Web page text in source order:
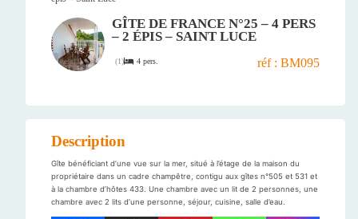
GÎTE DE FRANCE N°25 – 4 PERS
– 2 ÉPIS – SAINT LUCE
(1) 4 pers. réf : BM095
Description
Gîte bénéficiant d’une vue sur la mer, situé à l’étage de la maison du
propriétaire dans un cadre champêtre, contigu aux gîtes n°505 et 531 et
à la chambre d’hôtes 433. Une chambre avec un lit de 2 personnes, une
chambre avec 2 lits d’une personne, séjour, cuisine, salle d’eau.